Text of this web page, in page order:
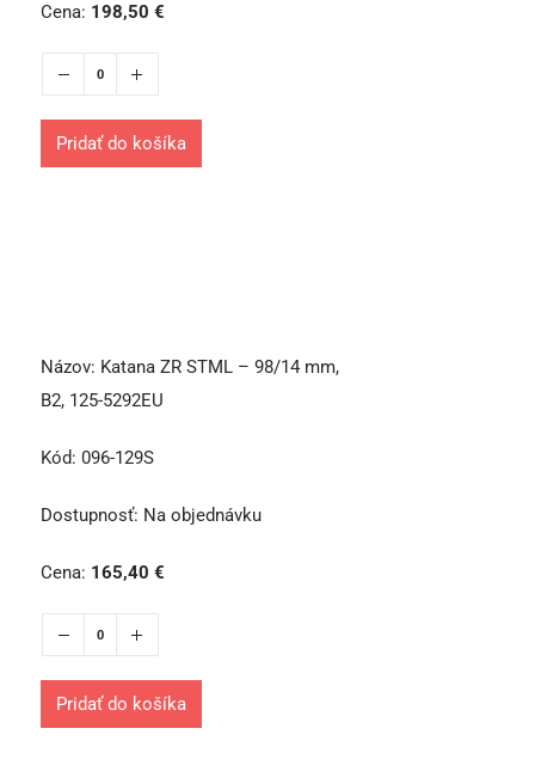
Cena: 198,50 €
Pridať do košíka
Názov: Katana ZR STML – 98/14 mm,
B2, 125-5292EU
Kód: 096-129S
Dostupnosť: Na objednávku
Cena: 165,40 €
Pridať do košíka